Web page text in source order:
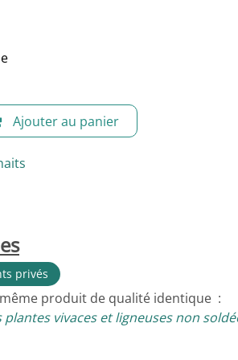
Ajouter au panier
privés
produit de qualité identique :
vivaces et ligneuses non